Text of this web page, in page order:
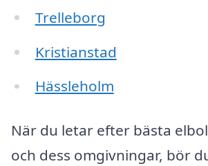
Trelleborg
Kristianstad
Hässleholm
När du letar efter bästa
och dess omgivningar, bör